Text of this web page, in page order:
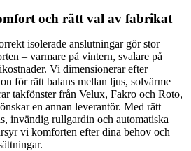
och rätt val av fabrikat
isolerade anslutningar gör stor
– varmare på vintern, svalare på
Vi dimensionerar efter
för rätt balans mellan ljus, solvärme
takfönster från Velux, Fakro och Roto,
en annan leverantör. Med rätt
invändig rullgardin och automatiska
vi komforten efter dina behov och